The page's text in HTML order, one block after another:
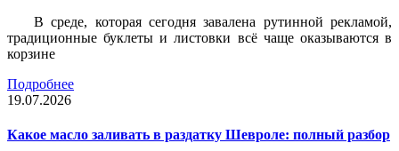
В среде, которая сегодня завалена рутинной рекламой,
традиционные буклеты и листовки всё чаще оказываются в
корзине
Подробнее
19.07.2026
Какое масло заливать в раздатку Шевроле: полный разбор